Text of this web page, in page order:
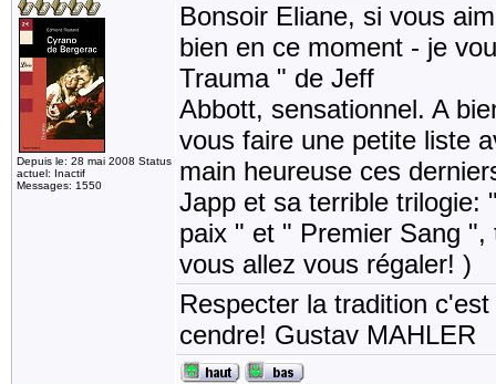
Depuis le: 28 mai 2008 Status
actuel: Inactif
Messages: 1550
Bonsoir Eliane, si vous
bien en ce moment - je
Trauma " de Jeff
Abbott, sensationnel. A
vous faire une petite liste
main heureuse ces
Japp et sa terrible trilogie:
paix " et " Premier Sang
vous allez vous régaler! )
Respecter la tradition
cendre! Gustav MAHLER